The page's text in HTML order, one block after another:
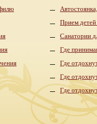
Прием детей
Санатории
Где
Где
Где
Где